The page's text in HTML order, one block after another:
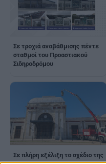
Σε τροχιά αναβάθμισης πέντε
σταθμοί του Προαστιακού
Σιδηροδρόμου
Σε πλήρη εξέλιξη το σχέδιο της